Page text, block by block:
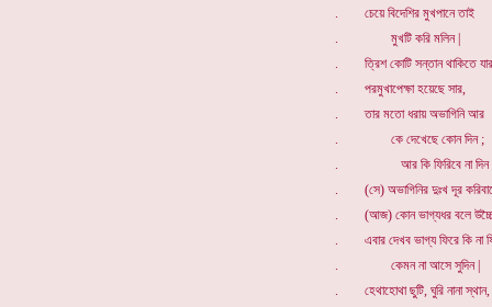
. চেয়ে বিদেশির মুখপানে তাই
. মুখটি করি মলিন |
. ত্রিশ কোটি সন্তান থাকিতে
. পরমুখাপেক্ষা হয়েছে সার,
. তার মতো ধরায় অভাগিনি আর
. কে দেখেছে কোন দিন ;
. আর কি ফিরিবে না দিন
. (সে) অভাগিনির দুঃখ দূর
. (আজ) কোন ভাগ্যধর বলে
. এবার দেখব ভাগ্য ফিরে কি না
. কেমন না আসে সুদিন |
. হেথাহোথা ছুটি, ঘুরি নানা স্থান,